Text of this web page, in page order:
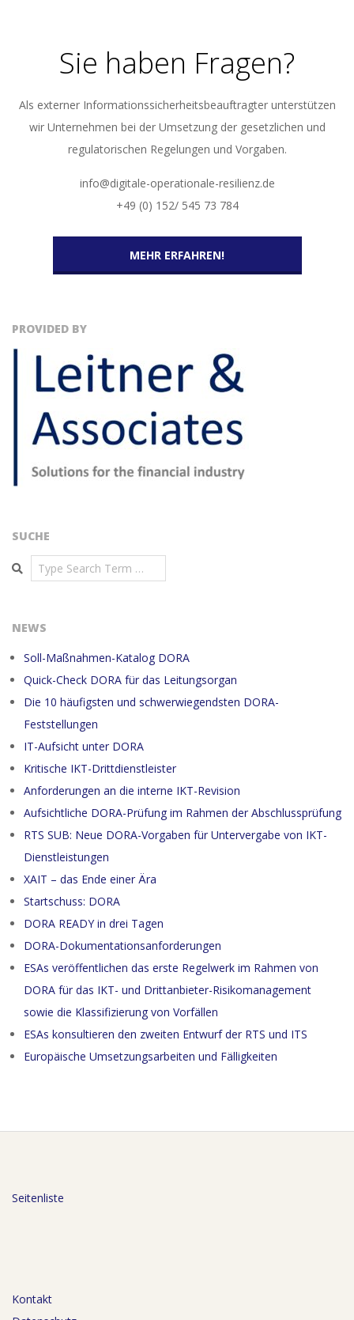
Sie haben Fragen?
Als externer Informationssicherheitsbeauftragter unterstützen
wir Unternehmen bei der Umsetzung der gesetzlichen und
regulatorischen Regelungen und Vorgaben.
info@digitale-operationale-resilienz.de
+49 (0) 152/ 545 73 784
MEHR ERFAHREN!
PROVIDED BY
SUCHE
Search
NEWS
Soll-Maßnahmen-Katalog DORA
Quick-Check DORA für das Leitungsorgan
Die 10 häufigsten und schwerwiegendsten DORA-
Feststellungen
IT-Aufsicht unter DORA
Kritische IKT-Drittdienstleister
Anforderungen an die interne IKT-Revision
Aufsichtliche DORA-Prüfung im Rahmen der Abschlussprüfung
RTS SUB: Neue DORA-Vorgaben für Untervergabe von IKT-
Dienstleistungen
XAIT – das Ende einer Ära
Startschuss: DORA
DORA READY in drei Tagen
DORA-Dokumentationsanforderungen
ESAs veröffentlichen das erste Regelwerk im Rahmen von
DORA für das IKT- und Drittanbieter-Risikomanagement
sowie die Klassifizierung von Vorfällen
ESAs konsultieren den zweiten Entwurf der RTS und ITS
Europäische Umsetzungsarbeiten und Fälligkeiten
Seitenliste
Kontakt